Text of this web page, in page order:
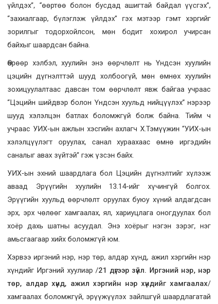
үйлдэх”, “өөртөө болон бусдад ашигтай байдал үүсгэх”,
“захиалгаар, бүлэглэж үйлдэх” гэх мэтээр гэмт хэргийг
зорилгыг тодорхойлсон, мөн бодит хохирол учирсан
байхыг шаардсан байна.
Өөрөөр хэлбэл, хуулийн энэ өөрчлөлт нь Үндсэн хуулийн
цэцийн дүгнэлттэй шууд холбоогүй, мөн өмнөх хуулийн
зохицуулалтаас давсан том өөрчлөлт явж байгаа учраас
“Цэцийн шийдвэр болон Үндсэн хуульд нийцүүлэх” нэрээр
шууд хэлэлцэн батлах боломжгүй болж байна. Тийм ч
учраас УИХ-ын ажлын хэсгийн ахлагч Х.Тэмүүжин “УИХ-ын
хэлэлцүүлэгт оруулах, санал хураахаас өмнө иргэдийн
саналыг авах зүйтэй” гэж үзсэн байх.
УИХ-ын эхний шаардлага бол Цэцийн дүгнэлтийг хүлээж
аваад Эрүүгийн хуулийн 13.14-ийг хүчингүй болгох.
Эрүүгийн хуульд өөрчлөлт оруулах буюу хүний алдагдсан
эрх, эрх чөлөөг хамгаалах, ял, хариуцлага оногдуулах бол
хоёр дахь шатны асуудал. Энэ хоёрыг нэгэн зэрэг, нэг
амьсгаагаар хийх боломжгүй юм.
Хэрвээ иргэний нэр, нэр төр, алдар хүнд, ажил хэргийн нэр
хүндийг Иргэний хуулиар /21 дүгээр зүйл. Иргэний нэр, нэр
төр, алдар хүнд, ажил хэргийн нэр хүндийг хамгаалах/
хамгаалах боломжгүй, эрүүжүүлэх зайлшгүй шаардлагатай